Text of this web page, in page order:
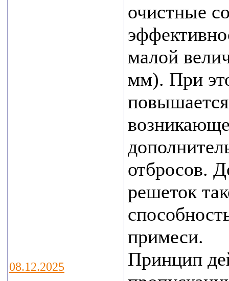
08.12.2025
очистные
малой
мм). При
повышается
отбросов.
решеток
примеси.
Принцип